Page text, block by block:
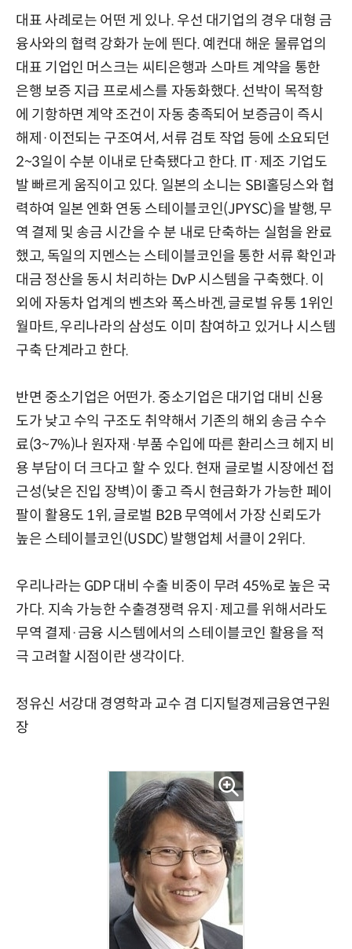
대표 사례로는 어떤 게 있나. 우선 대기업의 경우 대형 금
융사와의 협력 강화가 눈에 띈다. 예컨대 해운 물류업의
대표 기업인 머스크는 씨티은행과 스마트 계약을 통한
은행 보증 지급 프로세스를 자동화했다. 선박이 목적항
에 기항하면 계약 조건이 자동 충족되어 보증금이 즉시
해제·이전되는 구조여서, 서류 검토 작업 등에 소요되던
2~3일이 수분 이내로 단축됐다고 한다. IT·제조 기업도
발 빠르게 움직이고 있다. 일본의 소니는 SBI홀딩스와 협
력하여 일본 엔화 연동 스테이블코인(JPYSC)을 발행, 무
역 결제 및 송금 시간을 수 분 내로 단축하는 실험을 완료
했고, 독일의 지멘스는 스테이블코인을 통한 서류 확인과
대금 정산을 동시 처리하는 DvP 시스템을 구축했다. 이
외에 자동차 업계의 벤츠와 폭스바겐, 글로벌 유통 1위인
월마트, 우리나라의 삼성도 이미 참여하고 있거나 시스템
구축 단계라고 한다.
반면 중소기업은 어떤가. 중소기업은 대기업 대비 신용
도가 낮고 수익 구조도 취약해서 기존의 해외 송금 수수
료(3~7%)나 원자재·부품 수입에 따른 환리스크 헤지 비
용 부담이 더 크다고 할 수 있다. 현재 글로벌 시장에선 접
근성(낮은 진입 장벽)이 좋고 즉시 현금화가 가능한 페이
팔이 활용도 1위, 글로벌 B2B 무역에서 가장 신뢰도가
높은 스테이블코인(USDC) 발행업체 서클이 2위다.
우리나라는 GDP 대비 수출 비중이 무려 45%로 높은 국
가다. 지속 가능한 수출경쟁력 유지·제고를 위해서라도
무역 결제·금융 시스템에서의 스테이블코인 활용을 적
극 고려할 시점이란 생각이다.
정유신 서강대 경영학과 교수 겸 디지털경제금융연구원
장